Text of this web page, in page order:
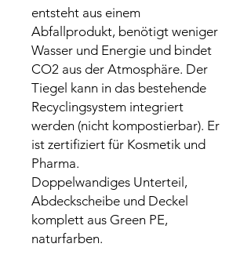
entsteht aus einem
Abfallprodukt, benötigt weniger
Wasser und Energie und bindet
CO2 aus der Atmosphäre. Der
Tiegel kann in das bestehende
Recyclingsystem integriert
werden (nicht kompostierbar). Er
ist zertifiziert für Kosmetik und
Pharma.
Doppelwandiges Unterteil,
Abdeckscheibe und Deckel
komplett aus Green PE,
naturfarben.